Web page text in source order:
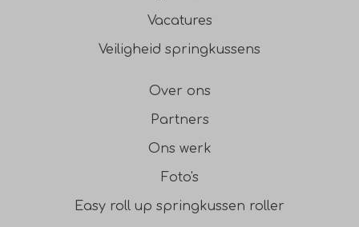
Vacatures
Veiligheid springkussens
Over ons
Partners
Ons werk
Foto's
Easy roll up springkussen roller